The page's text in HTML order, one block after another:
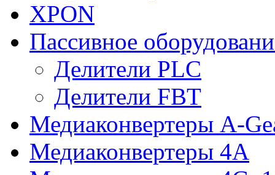
XPON
Пассивное
Делители PLC
Делители FBT
Медиаконвертеры A-
Медиаконвертеры 4A